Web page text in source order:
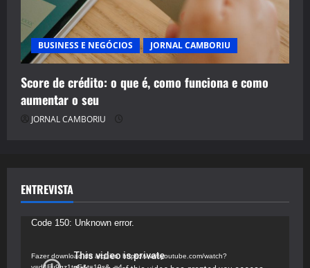
BUSINESS E NEGÓCIOS JORNAL CAMBORIU
Score de crédito: o que é, como funciona e como
aumentar o seu
JORNAL CAMBORIU
ENTREVISTA
Tocador
vídeo
Code 150: Unknown error.
Fazer download do arquivo: https://www.youtube.com/watch?